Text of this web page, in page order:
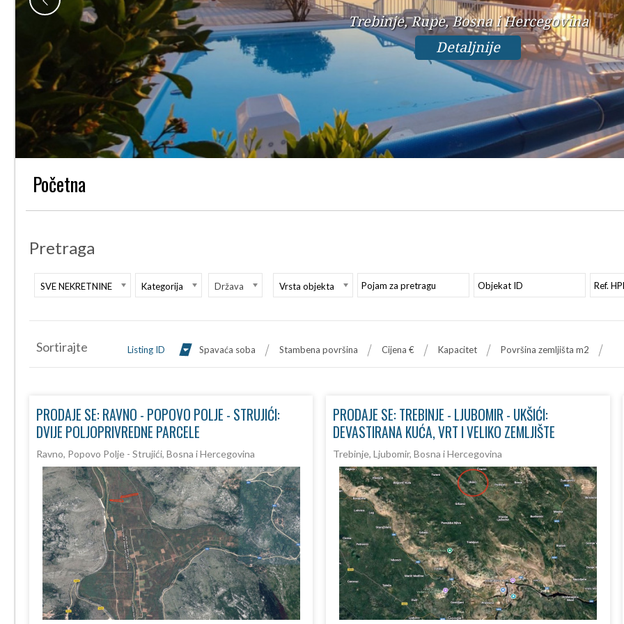
Trebinje, Rupe, Bosna i Hercegovina
Detaljnije
Početna
Pretraga
SVE NEKRETNINE Kategorija Država Vrsta objekta
Sortirajte Listing ID Spavaća soba Stambena površina Cijena € Kapacitet Površina zemljišta m2
PRODAJE SE: RAVNO - POPOVO POLJE - STRUJIĆI:
DVIJE POLJOPRIVREDNE PARCELE
Ravno, Popovo Polje - Strujići, Bosna i Hercegovina
PRODAJE SE: TREBINJE - LJUBOMIR - UKŠIĆI:
DEVASTIRANA KUĆA, VRT I VELIKO ZEMLJIŠTE
Trebinje, Ljubomir, Bosna i Hercegovina